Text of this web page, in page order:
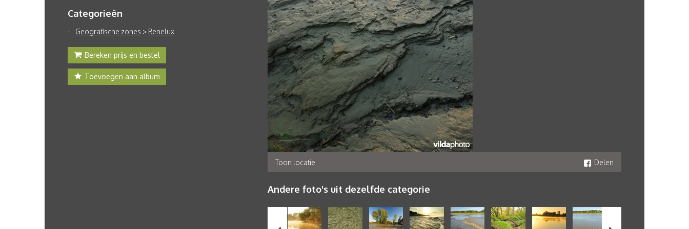
Categorieën
Geografische zones > Benelux
Bereken prijs en bestel
Toevoegen aan album
Toon locatie Delen
Andere foto's uit dezelfde categorie